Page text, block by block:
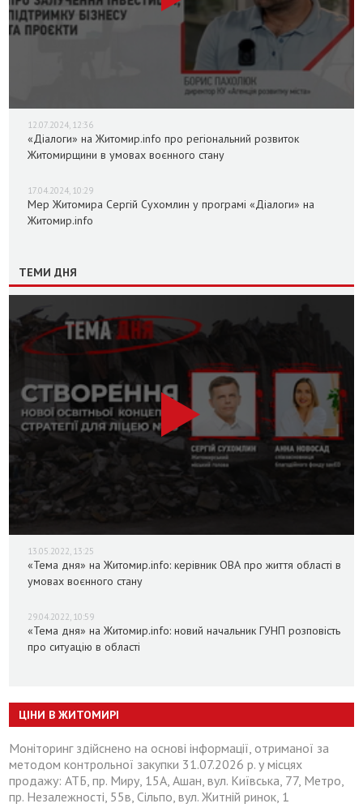
12.07.2024, 12:36
«Діалоги» на Житомир.info про регіональний розвиток
Житомирщини в умовах воєнного стану
17.04.2024, 10:29
Мер Житомира Сергій Сухомлин у програмі «Діалоги» на
Житомир.info
ТЕМИ ДНЯ
13.05.2022, 13:25
«Тема дня» на Житомир.info: керівник ОВА про життя області в
умовах воєнного стану
29.04.2022, 10:59
«Тема дня» на Житомир.info: новий начальник ГУНП розповість
про ситуацію в області
ЦІНИ В ЖИТОМИРІ
Моніторинг здійснено на основі інформації, отриманої за
методом контрольної закупки 31.07.2026 р. у місцях
продажу: АТБ, пр. Миру, 15А, Ашан, вул. Київська, 77, Метро,
пр. Незалежності, 55в, Сільпо, вул. Житній ринок, 1